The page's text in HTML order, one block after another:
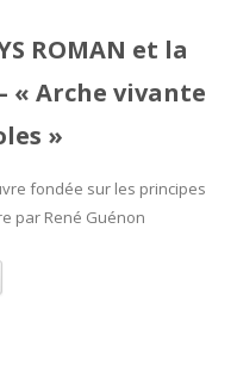
ROMAN et la
« Arche vivante
»
fondée sur les principes
par René Guénon
Aller
contenu